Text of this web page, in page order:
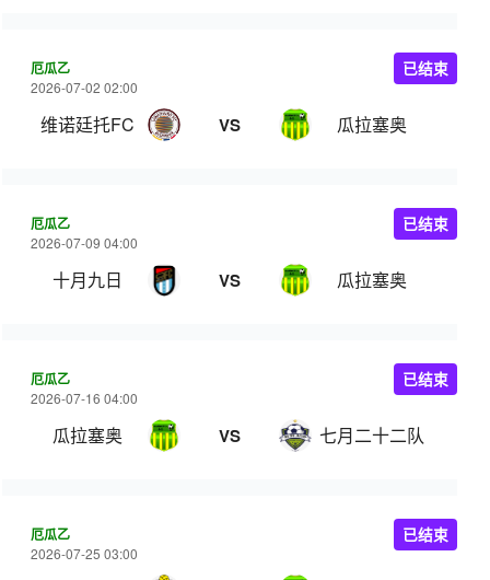
厄瓜乙
2026-07-02 02:00
维诺廷托FC VS 瓜拉塞奥
已结束
厄瓜乙
2026-07-09 04:00
十月九日 VS 瓜拉塞奥
已结束
厄瓜乙
2026-07-16 04:00
瓜拉塞奥 VS 七月二十二队
已结束
厄瓜乙
2026-07-25 03:00
已结束